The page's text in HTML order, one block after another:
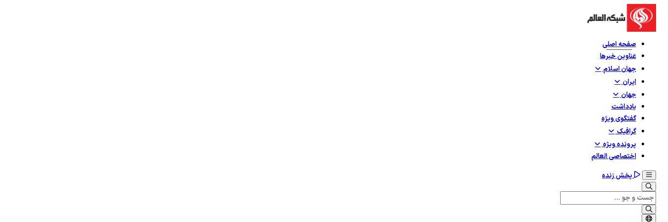
صفحه اصلی
عناوین خبرها
جهان اسلام
ایران
جهان
یادداشت
گفتگوی ویژه
گرافيک
پرونده ویژه
اختصاصی العالم
پخش زنده